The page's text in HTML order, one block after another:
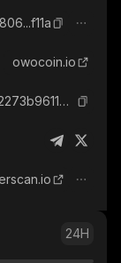
owocoin.io
0x806a72273b961145cf5c5f040ad1fcd112b3f11a_ethereum
24H